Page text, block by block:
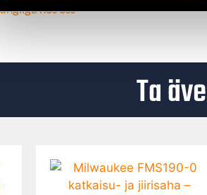
hos oss
Ta